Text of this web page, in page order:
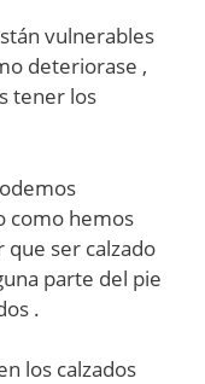
vulnerables
deteriorase ,
tener los
como hemos
ser calzado
parte del pie
.
los calzados